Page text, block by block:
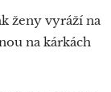
ženy vyráží na
na kárkách